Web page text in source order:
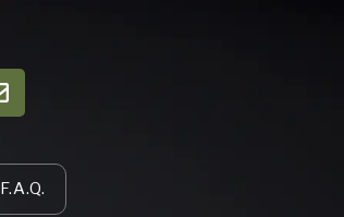
F.A.Q.